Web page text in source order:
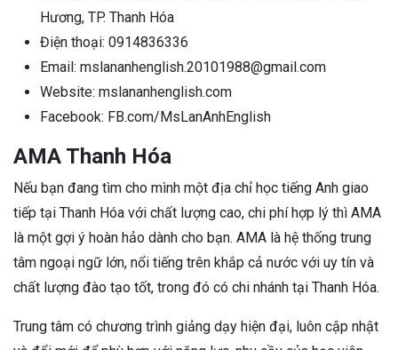
Hương, TP. Thanh Hóa
Điện thoại: 0914836336
Email: mslananhenglish.20101988@gmail.com
Website: mslananhenglish.com
Facebook: FB.com/MsLanAnhEnglish
AMA Thanh Hóa
Nếu bạn đang tìm cho mình một địa chỉ học tiếng Anh giao
tiếp tại Thanh Hóa với chất lượng cao, chi phí hợp lý thì AMA
là một gợi ý hoàn hảo dành cho bạn. AMA là hệ thống trung
tâm ngoại ngữ lớn, nổi tiếng trên khắp cả nước với uy tín và
chất lượng đào tạo tốt, trong đó có chi nhánh tại Thanh Hóa.
Trung tâm có chương trình giảng dạy hiện đại, luôn cập nhật